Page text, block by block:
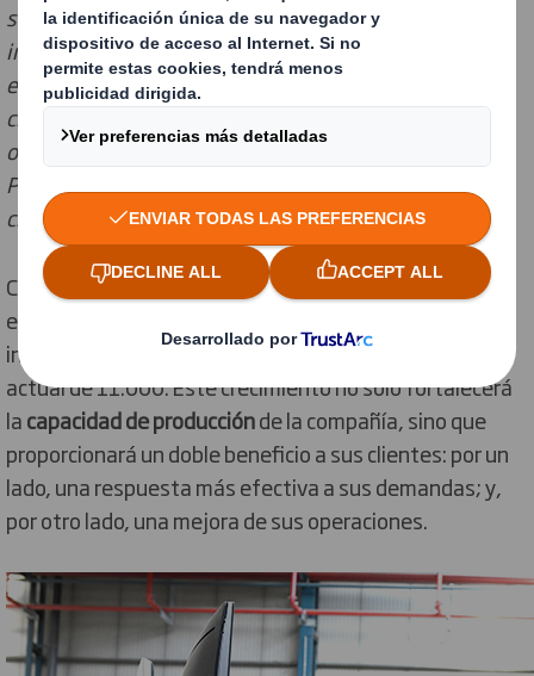
su proyecto. Éste consiste en la ampliación de las
instalaciones y, por lo tanto, redundará positivamente
en el volumen de producción, además de contribuir al
crecimiento sostenible de nuestra comunidad,
ofreciendo nuevas oportunidades y posicionando A
Pobra como un lugar propicio para la inversión y el
crecimiento empresarial", ha señalado el alcalde.
Con esta ampliación, la planta de DS Smith Cartogal se
extenderá hasta los
incorporando 6.000 metros cuadrados a su capacidad
actual de 11.000. Este crecimiento no sólo fortalecerá
lacapacidad de producciónde la compañía, sino que
proporcionará un doble beneficio a sus clientes: por un
lado, una respuesta más efectiva a sus demandas; y,
por otro lado, una mejora de sus operaciones.